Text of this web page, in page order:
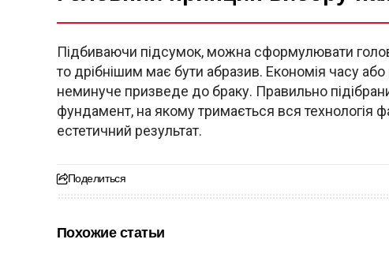
Підбиваючи підсумок, можна сформулювати
то дрібнішим має бути абразив. Економія часу
неминуче призведе до браку. Правильно
фундамент, на якому тримається вся технологія
естетичний результат.
Поделиться
Похожие статьи